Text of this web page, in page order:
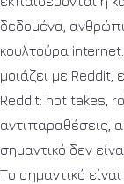
δεδομένα,
κουλτούρα
μοιάζει με Reddit,
Reddit: hot takes,
αντιπαραθέσεις,
σημαντικό δεν
Το σημαντικό